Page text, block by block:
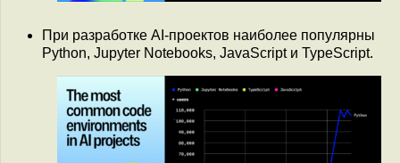
При разработке AI-проектов наиболее популярны
Python, Jupyter Notebooks, JavaScript и TypeScript.